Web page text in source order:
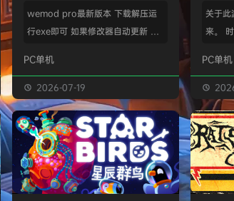
点积分 16小时前
16小时前
wemod pro最新版本 下载解压运
行exe即可 如果修改器自动更新 把
r 这个文件替换到新版的即可。 We
Mod 目前支持超过千款热门游戏，
且每周都会追加游戏列表。由于很多
修改器原作者都入驻了，所以修改器
内容更新应该也是最全、最及时的。
千款游戏听起来不多，但其实已经涵
盖了主流热门游戏【资源名称】：w
emod pro【资源版本】：【资源
PC单机
2026-07-19
版
关于此
来。
的怪
狩猎强
猎获得
并逐渐
联。
断的
你的到
没有调
PC单机